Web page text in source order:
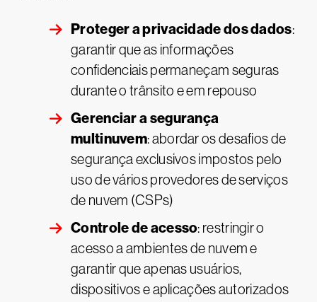
Proteger a privacidade dos dados:
garantir que as informações
confidenciais permaneçam seguras
durante o trânsito e em repouso
Gerenciar a segurança
multinuvem: abordar os desafios de
segurança exclusivos impostos pelo
uso de vários provedores de serviços
de nuvem (CSPs)
Controle de acesso: restringir o
acesso a ambientes de nuvem e
garantir que apenas usuários,
dispositivos e aplicações autorizados